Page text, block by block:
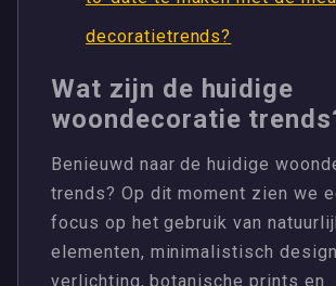
decoratietrends?
Wat zijn de huidige
woondecoratie
Benieuwd naar de huidige
trends? Op dit moment zien we
focus op het gebruik van
elementen, minimalistisch
verlichting, botanische prints en